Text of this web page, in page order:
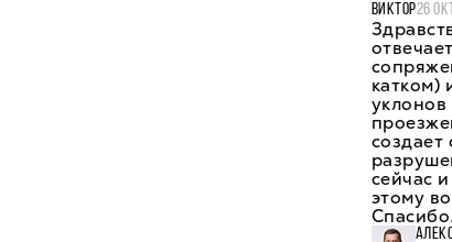
ВИКТОР26
катком)
сейчас
этому
Спасибо.